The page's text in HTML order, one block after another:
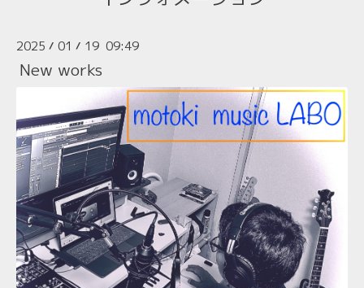
2025 / 01 / 19 09:49
New works